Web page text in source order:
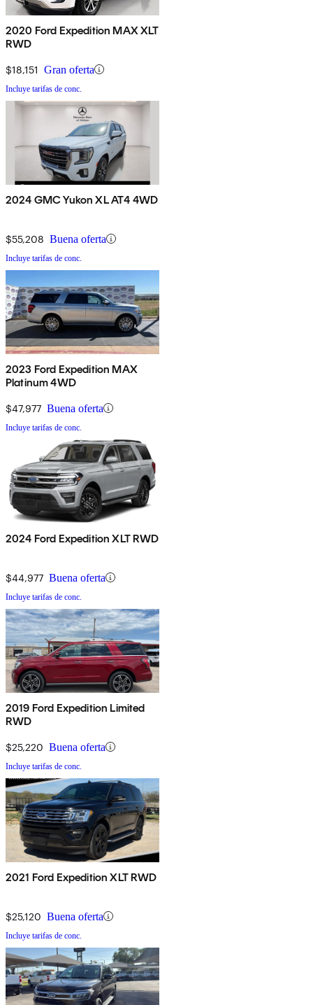
2020 Ford Expedition MAX XLT
RWD
$18,151 Gran oferta
Incluye tarifas de conc.
2024 GMC Yukon XL AT4 4WD
$55,208 Buena oferta
Incluye tarifas de conc.
2023 Ford Expedition MAX
Platinum 4WD
$47,977 Buena oferta
Incluye tarifas de conc.
2024 Ford Expedition XLT RWD
$44,977 Buena oferta
Incluye tarifas de conc.
2019 Ford Expedition Limited
RWD
$25,220 Buena oferta
Incluye tarifas de conc.
2021 Ford Expedition XLT RWD
$25,120 Buena oferta
Incluye tarifas de conc.